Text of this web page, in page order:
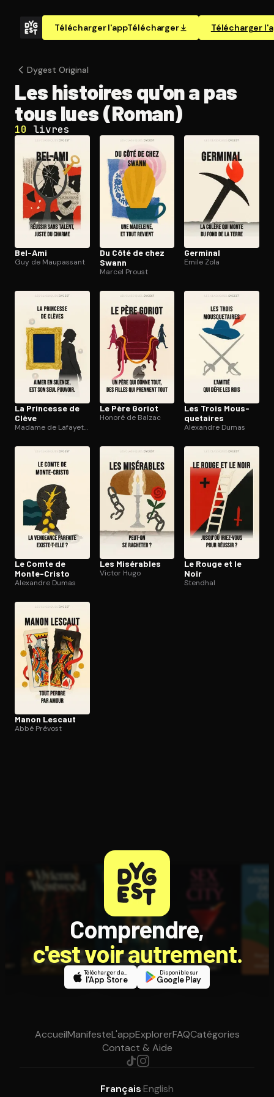
Télécharger l'appTélécharger Télécharger
Ouvre l'app Appareil photo, pointe sur le code. C'est gratuit à
Dygest Original
Les histoires qu'on a pas
tous lues (Roman)
10 livres
Bel-Ami
Guy de Maupassant
Du Côté de chez
Swann
Marcel Proust
Germinal
Emile Zola
La Princesse de
Clève
Madame de Lafayette
Le Père Goriot
Honoré de Balzac
Les Trois Mous­
que­taires
Alexandre Dumas
Le Comte de
Monte-Cristo
Alexandre Dumas
Les Misérables
Victor Hugo
Le Rouge et le
Noir
Stendhal
Manon Lescaut
Abbé Prévost
Comprendre,
c'est voir autrement.
Télécharger dans
l'App Store
Disponible sur
Google Play
AccueilManifesteL'appExplorerFAQCatégories
Contact & Aide
Français·English